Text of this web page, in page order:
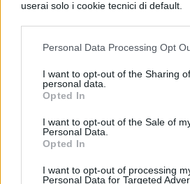
userai solo i cookie tecnici di default.
Personal Data Processing Opt
I want to opt-out of the Sharing
personal data.
Opted In
I want to opt-out of the Sale of
Personal Data.
Opted In
I want to opt-out of processing
Personal Data for Targeted
Il secondo sistema
mettendo i valori in
|x; +6y +1 = 0 la prima
portare i termini noti 7 e 1
|-2x; + 3y = -7